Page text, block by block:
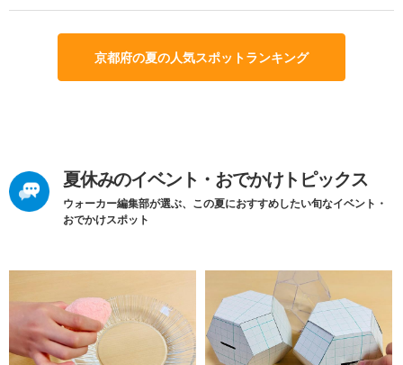
京都府の夏の人気スポットランキング
夏休みのイベント・おでかけトピックス
ウォーカー編集部が選ぶ、この夏におすすめしたい旬なイベント・
おでかけスポット